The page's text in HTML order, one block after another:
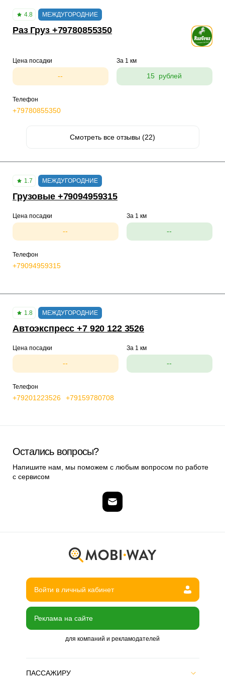
4.8 МЕЖДУГОРОДНИЕ
Раз Груз +79780855350
Цена посадки
--
За 1 км
15 рублей
Телефон
+79780855350
Смотреть все отзывы (22)
1.7 МЕЖДУГОРОДНИЕ
Грузовые +79094959315
Цена посадки
--
За 1 км
--
Телефон
+79094959315
1.8 МЕЖДУГОРОДНИЕ
Автоэкспресс +7 920 122 3526
Цена посадки
--
За 1 км
--
Телефон
+79201223526 +79159780708
Остались вопросы?
Напишите нам, мы поможем с любым вопросом по работе
с сервисом
Войти в личный кабинет
Реклама на сайте
для компаний и рекламодателей
ПАССАЖИРУ